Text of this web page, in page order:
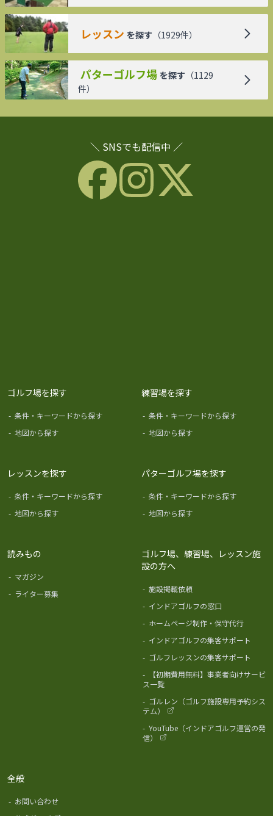
レッスン を探す （1929件）
パターゴルフ場 を探す （1129
件）
＼ SNSでも配信中 ／
ゴルフ場を探す
- 条件・キーワードから探す
- 地図から探す
練習場を探す
- 条件・キーワードから探す
- 地図から探す
レッスンを探す
- 条件・キーワードから探す
- 地図から探す
パターゴルフ場を探す
- 条件・キーワードから探す
- 地図から探す
読みもの
- マガジン
- ライター募集
ゴルフ場、練習場、レッスン施
設の方へ
- 施設掲載依頼
- インドアゴルフの窓口
- ホームページ制作・保守代行
- インドアゴルフの集客サポート
- ゴルフレッスンの集客サポート
-
【初期費用無料】事業者向けサービ
ス一覧
- ゴルレン（ゴルフ施設専用予約シス
テム）
- YouTube（インドアゴルフ運営の発
信）
全般
- お問い合わせ